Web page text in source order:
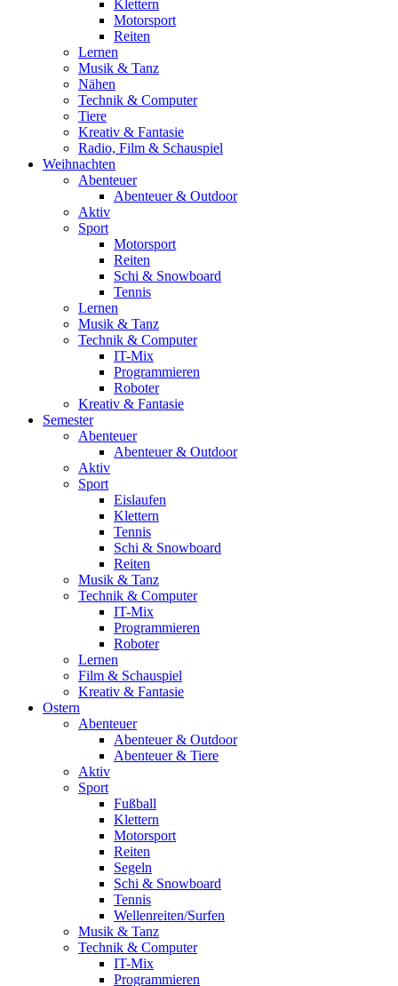
Klettern
Motorsport
Reiten
Lernen
Musik & Tanz
Nähen
Technik & Computer
Tiere
Kreativ & Fantasie
Radio, Film & Schauspiel
Weihnachten
Abenteuer
Abenteuer & Outdoor
Aktiv
Sport
Motorsport
Reiten
Schi & Snowboard
Tennis
Lernen
Musik & Tanz
Technik & Computer
IT-Mix
Programmieren
Roboter
Kreativ & Fantasie
Semester
Abenteuer
Abenteuer & Outdoor
Aktiv
Sport
Eislaufen
Klettern
Tennis
Schi & Snowboard
Reiten
Musik & Tanz
Technik & Computer
IT-Mix
Programmieren
Roboter
Lernen
Film & Schauspiel
Kreativ & Fantasie
Ostern
Abenteuer
Abenteuer & Outdoor
Abenteuer & Tiere
Aktiv
Sport
Fußball
Klettern
Motorsport
Reiten
Segeln
Schi & Snowboard
Tennis
Wellenreiten/Surfen
Musik & Tanz
Technik & Computer
IT-Mix
Programmieren